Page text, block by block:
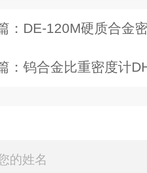
： DE-120M硬质合金
： 钨合金比重密度计